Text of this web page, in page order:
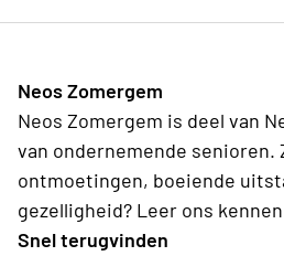
Neos Zomergem
Neos Zomergem is deel van
van ondernemende senioren.
ontmoetingen, boeiende
gezelligheid? Leer ons
Snel terugvinden